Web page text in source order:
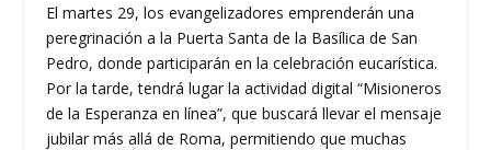
El martes 29, los evangelizadores emprenderán una
peregrinación a la Puerta Santa de la Basílica de San
Pedro, donde participarán en la celebración eucarística.
Por la tarde, tendrá lugar la actividad digital “Misioneros
de la Esperanza en línea”, que buscará llevar el mensaje
jubilar más allá de Roma, permitiendo que muchas